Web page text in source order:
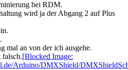
bei RDM.
wird ja der Abgang 2 auf Plus
mal an von der ich ausgehe.
falsch.[Blocked Image:
Arduino/DMXShield/